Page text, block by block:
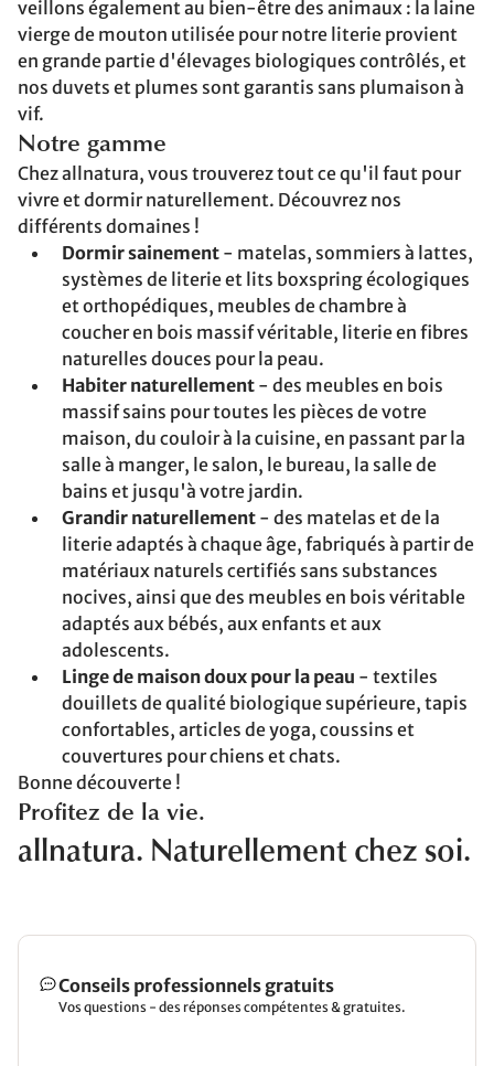
veillons également au bien-être des animaux : la laine
vierge de mouton utilisée pour notre literie provient
en grande partie d'élevages biologiques contrôlés, et
nos duvets et plumes sont garantis sans plumaison à
vif.
Notre gamme
Chez allnatura, vous trouverez tout ce qu'il faut pour
vivre et dormir naturellement. Découvrez nos
différents domaines !
Dormir sainement - matelas, sommiers à lattes,
systèmes de literie et lits boxspring écologiques
et orthopédiques, meubles de chambre à
coucher en bois massif véritable, literie en fibres
naturelles douces pour la peau.
Habiter naturellement - des meubles en bois
massif sains pour toutes les pièces de votre
maison, du couloir à la cuisine, en passant par la
salle à manger, le salon, le bureau, la salle de
bains et jusqu'à votre jardin.
Grandir naturellement - des matelas et de la
literie adaptés à chaque âge, fabriqués à partir de
matériaux naturels certifiés sans substances
nocives, ainsi que des meubles en bois véritable
adaptés aux bébés, aux enfants et aux
adolescents.
Linge de maison doux pour la peau - textiles
douillets de qualité biologique supérieure, tapis
confortables, articles de yoga, coussins et
couvertures pour chiens et chats.
Bonne découverte !
Profitez de la vie.
allnatura. Naturellement chez soi.
Conseils professionnels gratuits
Vos questions - des réponses compétentes & gratuites.